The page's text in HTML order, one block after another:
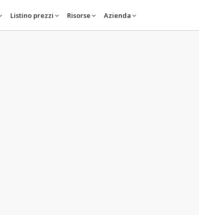
Listino prezzi Risorse Azienda